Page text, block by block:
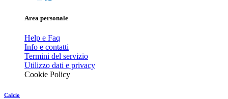
Area personale
Help e Faq
Info e contatti
Termini del servizio
Utilizzo dati e privacy
Cookie Policy
Calcio